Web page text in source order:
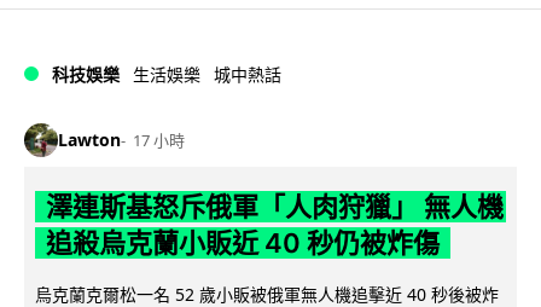
科技娛樂 生活娛樂 城中熱話
Lawton 17 小時
澤連斯基怒斥俄軍「人肉狩獵」 無人機
追殺烏克蘭小販近 40 秒仍被炸傷
烏克蘭克爾松一名 52 歲小販被俄軍無人機追擊近 40 秒後被炸